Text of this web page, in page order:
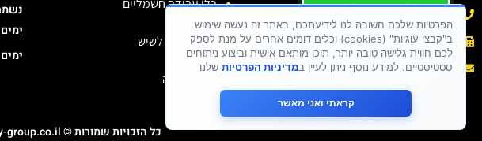
פקס : 03-6138810
אימייל :sason.cohen26@gmail.com
כלי עבודה חשמליים
כלי יהלום
חומרי ניקוי לשיש
דבקים
בגדי עבודה
ימים א –
יש לכם שאלה ?
יש לכם בעיה ?
כתבו לנו
כל הזכויות שמורות © hay-group.co.il בנית אתרים 2024
הפרטיות שלכם חשובה לנו לידיעתכם, באתר זה נעשה שימוש
ב"קבצי עוגיות" (cookies) וכלים דומים אחרים על מנת לספק
לכם חווית גלישה טובה יותר, תוכן מותאם אישית וביצוע ניתוחים
סטטיסטיים. למידע נוסף ניתן לעיין במדיניות הפרטיות שלנו
קראתי ואני מאשר